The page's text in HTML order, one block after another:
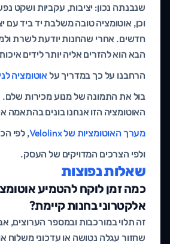
שנבנתה נכון: יציבות, עקביות ושקט
וכן, אוטומציה טובה משלבת יד ביד עם
חדשים. אחרי שהחנות יודעת לשרת
הבא הוא להזרים אליה יותר לידים
הרחבנו על כך במדריך על אוטומציה
בול את התמונה של מנוע מכירות
האוטומציה הזו אנחנו בונים בהתאמה
מערך האוטומציות של Velolinx
, לפי
ולפי הצרכים המדויקים של העסק.
שאלות נפוצות
כמה זמן לוקח להטמיע
אלקטרוני בחנות קיימת?
זה תלוי במורכבות ובמספר הערוצים,
שחזור עגלה נטושה או עדכוני משלוח